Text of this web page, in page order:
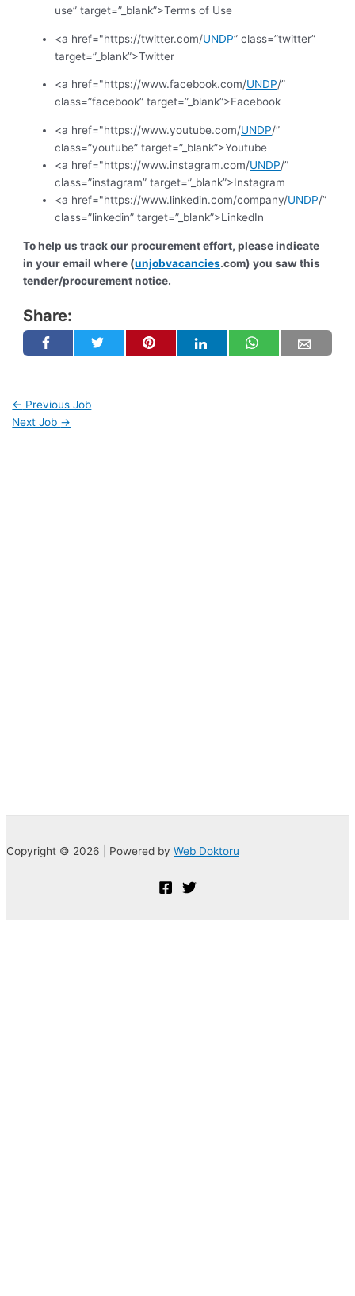
use” target=”_blank”>Terms of Use
<a href="https://twitter.com/UNDP” class=”twitter”
target=”_blank”>Twitter
<a href="https://www.facebook.com/UNDP/”
class=”facebook” target=”_blank”>Facebook
<a href="https://www.youtube.com/UNDP/”
class=”youtube” target=”_blank”>Youtube
<a href="https://www.instagram.com/UNDP/”
class=”instagram” target=”_blank”>Instagram
<a href="https://www.linkedin.com/company/UNDP/”
class=”linkedin” target=”_blank”>LinkedIn
To help us track our procurement effort, please indicate
in your email where (unjobvacancies.com) you saw this
tender/procurement notice.
Share:
← Previous Job
Next Job →
Copyright © 2026 | Powered by Web Doktoru